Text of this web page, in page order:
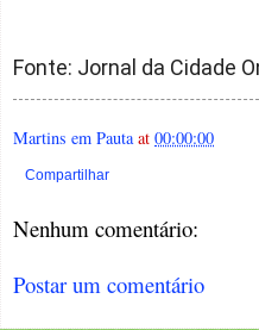
Fonte: Jornal da Cidade
Martins em Pauta at 00:00:00
Compartilhar
Nenhum comentário:
Postar um comentário